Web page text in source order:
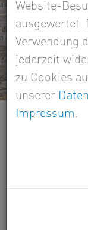
Aktuell -
alles was
Website-
ausgewertet.
Verwendung
jederzeit
zu Cookies
unserer
Impressum .